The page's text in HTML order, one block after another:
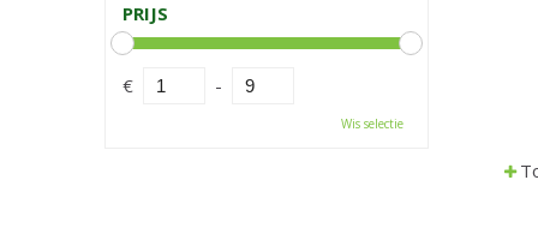
PRIJS
€ -
Wis selectie